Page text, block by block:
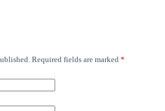
Required fields are marked *